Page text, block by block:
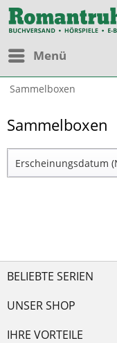
Menü
Sammelboxen
Sammelboxen
BELIEBTE SERIEN
UNSER SHOP
IHRE VORTEILE